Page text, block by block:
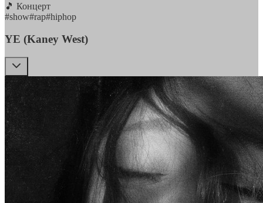
🎵 Концерт
#show#rap#hiphop
YE (Kaney West)